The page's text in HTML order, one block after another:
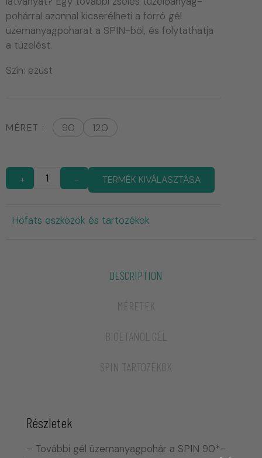
pohárral azonnal kicserélheti a forró gél
üzemanyagpoharat a SPIN-ből, és folytathatja
a tüzelést.
Szín: ezüst
MÉRET 90 120
+ - TERMÉK KIVÁLASZTÁSA
Höfats eszközök és tartozékok
DESCRIPTION
MÉRETEK
BIOETANOL GÉL
SPIN TARTOZÉKOK
Részletek
– További gél üzemanyagpohár a SPIN 90*-